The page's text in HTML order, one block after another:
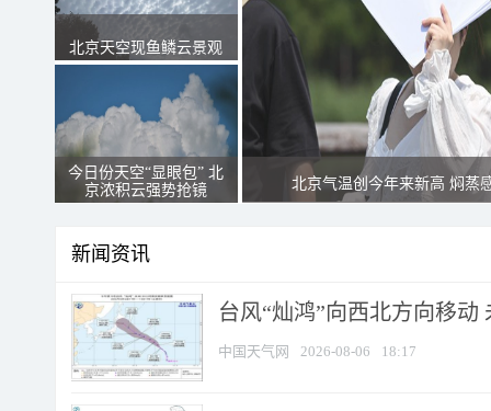
北京天空现鱼鳞云景观
今日份天空“显眼包” 北
京浓积云强势抢镜
北京气温创今年来新高 焖蒸
新闻资讯
台风“灿鸿”向西北方向移动
中国天气网 2026-08-06 18:17